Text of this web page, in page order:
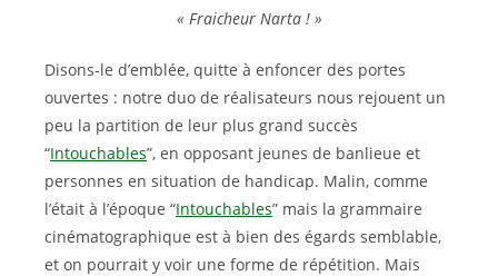
« Fraicheur Narta ! »
Disons-le d’emblée, quitte à enfoncer des portes
ouvertes : notre duo de réalisateurs nous rejouent un
peu la partition de leur plus grand succès
“Intouchables”, en opposant jeunes de banlieue et
personnes en situation de handicap. Malin, comme
l’était à l’époque “Intouchables” mais la grammaire
cinématographique est à bien des égards semblable,
et on pourrait y voir une forme de répétition. Mais